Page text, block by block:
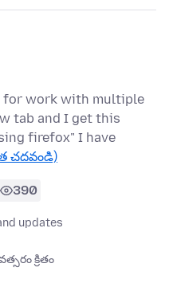
for work with multiple
tab and I get this
firefox" I have
చదవండి)
390
updates
క్రితం